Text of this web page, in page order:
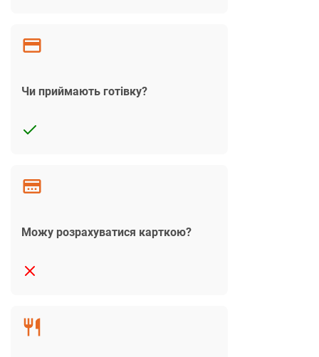
Чи приймають готівку?
Можу розрахуватися карткою?